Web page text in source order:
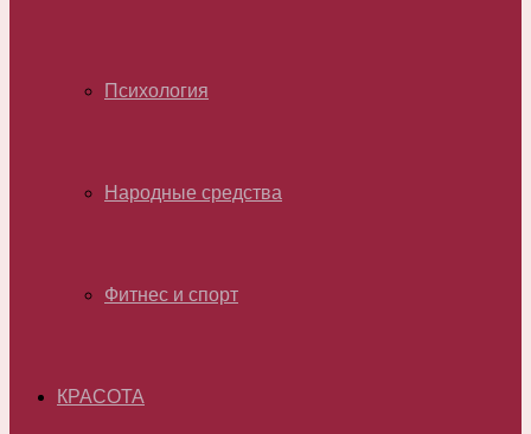
Психология
Народные средства
Фитнес и спорт
КРАСОТА